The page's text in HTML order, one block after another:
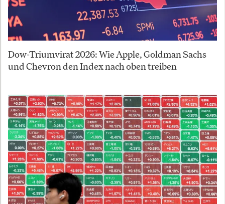
Dow-Triumvirat 2026: Wie Apple, Goldman Sachs
und Chevron den Index nach oben treiben